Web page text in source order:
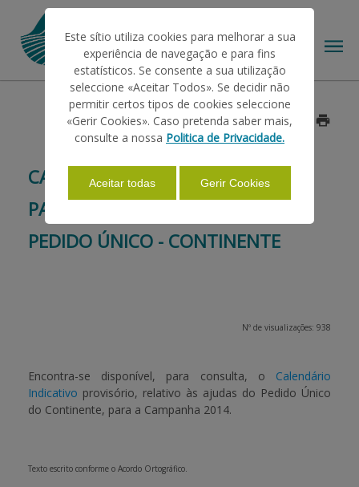
AJUDAS/APOIOS
INFORMAÇÕES
APOIO AO BENEFICIÁRIO
CALENDÁRIO INDICATIVO DE
PAGAMENTOS DAS AJUDAS DO
PEDIDO ÚNICO - CONTINENTE
Data: 2014/06/09
Nº de visualizações: 938
Encontra-se disponível, para consulta, o Calendário
Indicativo provisório, relativo às ajudas do Pedido Único
do Continente, para a Campanha 2014.
Texto escrito conforme o Acordo Ortográfico.
Este sítio utiliza cookies para melhorar a sua
experiência de navegação e para fins
estatísticos. Se consente a sua utilização
seleccione «Aceitar Todos». Se decidir não
permitir certos tipos de cookies seleccione
«Gerir Cookies». Caso pretenda saber mais,
consulte a nossa Politica de Privacidade.
Aceitar todas Gerir Cookies